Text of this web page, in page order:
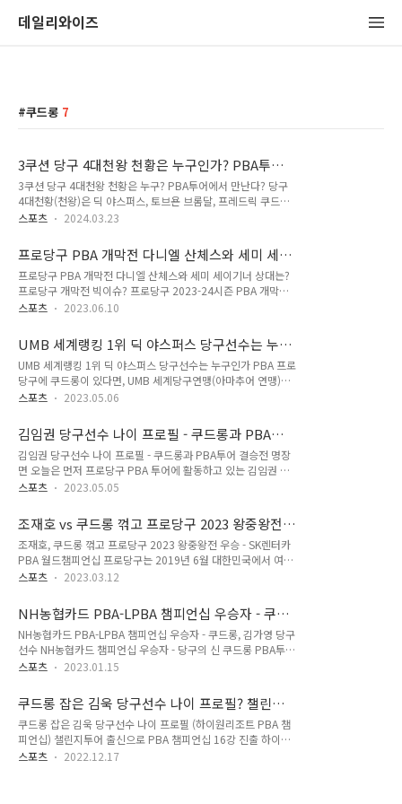
데일리와이즈
쿠드롱 7
3쿠션 당구 4대천왕 천황은 누구인가? PBA투어
에서 만난다?
3쿠션 당구 4대천왕 천황은 누구? PBA투어에서 만난다? 당구
4대천황(천왕)은 딕 야스퍼스, 토브욘 브롬달, 프레드릭 쿠드롱,
다니엘 산체스를 가리킵니다. 당구 4대천왕(천황)의 나이는 브
체스(1974년생) 순서입니다. 당구 4대천왕(천황)의 국적은 스
웨덴, 네덜란드, 벨기에, 스페인 순서입니다. 당구를 좋아하시나
요? 특히 3쿠션 당구 구력이 있는 동호인이라면 4대천황 4대천
왕이라는 말을 한번쯤 들어보셨을 것입니다.하지만 최근 당구 붐
업과 함께 이제막 당구에 입문한 분들은 다소 생소하거나 정확히
황 또는 4대천왕이라 불리는 4명의 세계적인 3쿠션 당구선수에
대한 프로필,..
스포츠 2024.03.23
프로당구 PBA 개막전 다니엘 산체스와 세미 세
이기너 상대는?
프로당구 PBA 개막전 다니엘 산체스와 세미 세이기너 상대는?
프로당구 개막전 빅이슈? 프로당구 2023-24시즌 PBA 개막전
에 데뷔하는 PBA신입 당구선수, 다니엘 산체스와 세미 세이기
운데 한 명으로 세미 세이기너는 튀르키예를 대표하는 당구선수
로 UMB 세계캐롬당구연맹 산하 대회에서 세계 랭킹 1위까지 올
랐던 선수입니다. PBA LPBA 투어 프로당구 대회는 6월11일 개
막전, 경주 블루원리조트 챔피언십 대회가 막을 올립니다. 6월
13일 밤11시에는 다니엘 산체스가 황득희 당구선수를 상대로
당구선수와 프로당구 데뷔전을 펼칩니다. 한편 최성원은 박한기
와 13일 밤11시에 PBA..
스포츠 2023.06.10
UMB 세계랭킹 1위 딕 야스퍼스 당구선수는 누구
인가
UMB 세계랭킹 1위 딕 야스퍼스 당구선수는 누구인가 PBA 프로
당구에 쿠드롱이 있다면, UMB 세계당구연맹(아마추어 연맹)에
는 딕 야스퍼스가 있습니다. 두 선수는 한 때 같은 UMB 세계당
펼쳤습니다. 물론 쿠드롱, 야스포스 뿐만 아니라 다니엘 산체스,
토브욘 브롬달은 당구 4대 천왕이라 불리루며 세계 당구를 이끌
던 시절이 있었습니다. 벨기에 출신 프레드릭 쿠드롱은 2019년
부터 대한민국에서 출범한 PBA 프로당구대회에 출전하여,
UMB와 다른 경기규칙(rule)에 적응하느라 첫시즌은 고전을 면
챔피언십 첫 우승을 차지하였습니다. 지난 2022년 3월에 끝이
나 PBA월드챔피언십 우승..
스포츠 2023.05.06
김임권 당구선수 나이 프로필 - 쿠드롱과 PBA투
어 결승전 명장면
김임권 당구선수 나이 프로필 - 쿠드롱과 PBA투어 결승전 명장
면 오늘은 먼저 프로당구 PBA 투어에 활동하고 있는 김임권 당
구선수에 대한 정보를 정리했습니다. 김임권 당구선수는 PBA
원년부터 참가하였습니다. 하지만 김임권 선수를 첫 두 시즌 동
안 이렇다고 할 만한 성적을 못하여 김임권 선수를 아는 당구팬
이 많지 않았습니다. 1. 김임권 당구선수 나이 프로필 - 프로당구
PBA 투어 네 시즌 연속 진출 김임권 당구선수의 나이는 1980년
전라도 출생 입니다. 김임권 당구 선수가 당구로 그의 이름을 알
축은행 웰뱅 PBA 챔피언십 결승전에 올라 3쿠션 세계챔피언과
박빙의 끝장 승부..
스포츠 2023.05.05
조재호 vs 쿠드롱 꺾고 프로당구 2023 왕중왕전
우승
조재호, 쿠드롱 꺾고 프로당구 2023 왕중왕전 우승 - SK렌터카
PBA 월드챔피언십 프로당구는 2019년 6월 대한민국에서 여섯
번째 프로 스포츠 대회로 출범하였습니다. 또한 남여 프로당구
터카 LPBA-PBA 월드챔피언십 대회는 매년 단 한번만 열리는
대회입니다. 시즌 32강 선수들만이 참가할 수 있는 올해 PBA 월
드챔피언십 2023 우승자는 한국의 조재호 당구선수가 차지했습
니다. 조재호 당구선수는 PBA 투어 데뷔 무대에서 패배의 아픔
을 맛보았습니다. 그랬던 조재호 당구선수는 지난 프로당구
언십 우승을 두 차례나 차지하면서 최고의 시즌 성적을 올렸습니
다. 하지만 조..
스포츠 2023.03.12
NH농협카드 PBA-LPBA 챔피언십 우승자 - 쿠드
롱, 김가영 당구선수
NH농협카드 PBA-LPBA 챔피언십 우승자 - 쿠드롱, 김가영 당구
선수 NH농협카드 챔피언십 우승자 - 당구의 신 쿠드롱 PBA투어
통산 7회 우승 프로당구 2022-2023시즌 NH농협카드 PBA-
당구의 신, 쿠드롱, LPBA투어 우승자는 김가영 당구선수로 결정
되었습니다. 쿠드롱은 이로서 이번 시즌 첫 우승을 차지했으며,
남자 프로당구대회인 PBA투어에서 통산 7회 우승으로 PBA투
어 최다 우승기록을 경신했습니다. 다음은 2023년 1월 8일
PBA 프로당구협회가 PBA홈페이지를 통해 배포한 NH농협카드
스포츠 2023.01.15
쿠드롱 잡은 김욱 당구선수 나이 프로필? 챌린지
투어 출신으로 PBA 챔피언십 16강 진출
쿠드롱 잡은 김욱 당구선수 나이 프로필 (하이원리조트 PBA 챔
피언십) 챌린지투어 출신으로 PBA 챔피언십 16강 진출 하이원
리조트 PBA챔피언십 남자 프로당구 대회에서 양천구 쿠드롱이
스포츠 2022.12.17